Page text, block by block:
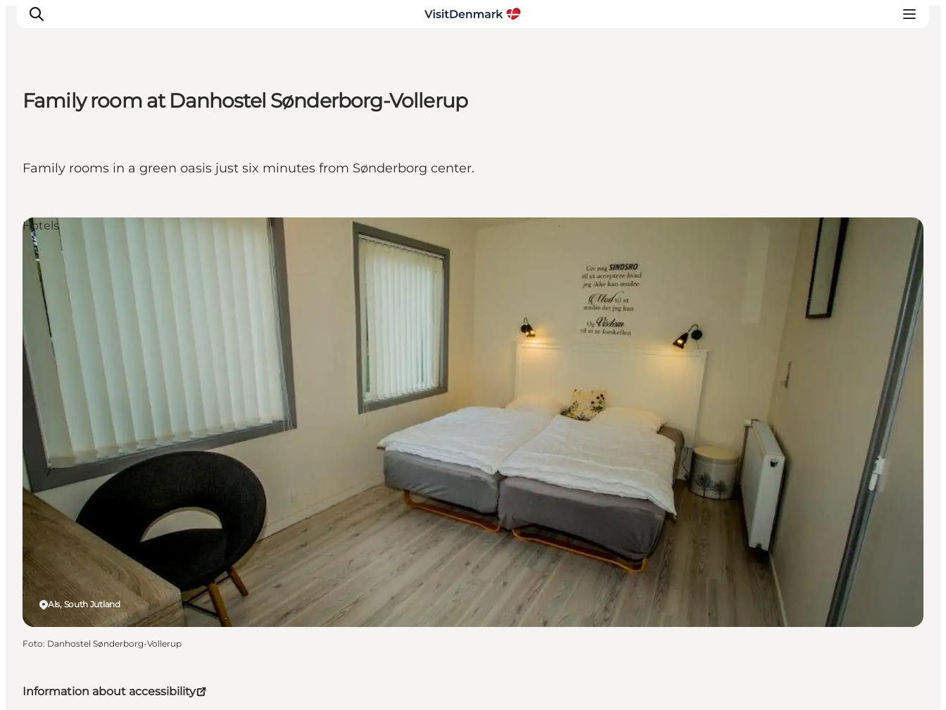
Cosa fare
Dove dormire
Family room at Danhostel Sønderborg-Vollerup
Family rooms in a green oasis just six minutes from Sønderborg center.
Information about accessibility
Als, South Jutland
Hotels
Foto: Danhostel Sønderborg-Vollerup